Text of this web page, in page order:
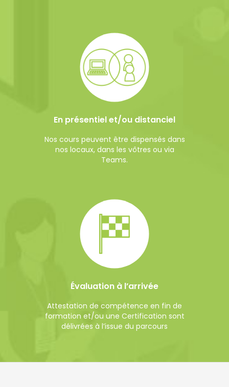
En présentiel et/ou distanciel
Nos cours peuvent être dispensés dans
nos locaux, dans les vôtres ou via
Teams.
Évaluation à l’arrivée
Attestation de compétence en fin de
formation et/ou une Certification sont
délivrées à l’issue du parcours